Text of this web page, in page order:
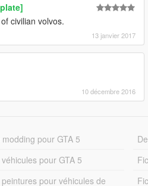
civilian volvos.
13 janvier 2017
10 décembre 2016
pour GTA 5
pour GTA 5
pour véhicules de